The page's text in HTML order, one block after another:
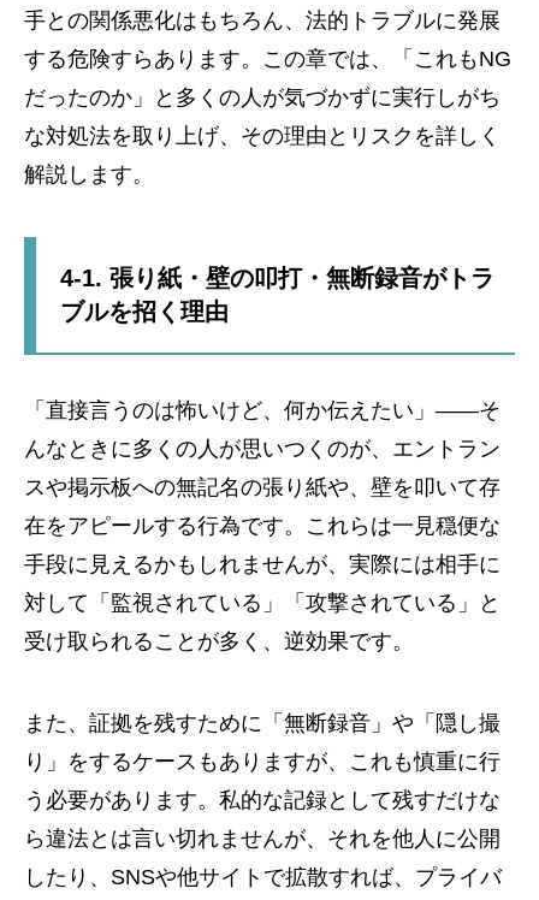
手との関係悪化はもちろん、法的トラブルに発展
する危険すらあります。この章では、「これもNG
だったのか」と多くの人が気づかずに実行しがち
な対処法を取り上げ、その理由とリスクを詳しく
解説します。
4-1. 張り紙・壁の叩打・無断録音がトラ
ブルを招く理由
「直接言うのは怖いけど、何か伝えたい」――そ
んなときに多くの人が思いつくのが、エントラン
スや掲示板への無記名の張り紙や、壁を叩いて存
在をアピールする行為です。これらは一見穏便な
手段に見えるかもしれませんが、実際には相手に
対して「監視されている」「攻撃されている」と
受け取られることが多く、逆効果です。
また、証拠を残すために「無断録音」や「隠し撮
り」をするケースもありますが、これも慎重に行
う必要があります。私的な記録として残すだけな
ら違法とは言い切れませんが、それを他人に公開
したり、SNSや他サイトで拡散すれば、プライバ